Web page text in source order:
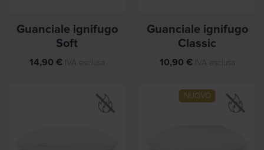
Guanciale ignifugo
Soft
14,90 € IVA esclusa
Guanciale ignifugo
Classic
10,90 € IVA esclusa
NUOVO